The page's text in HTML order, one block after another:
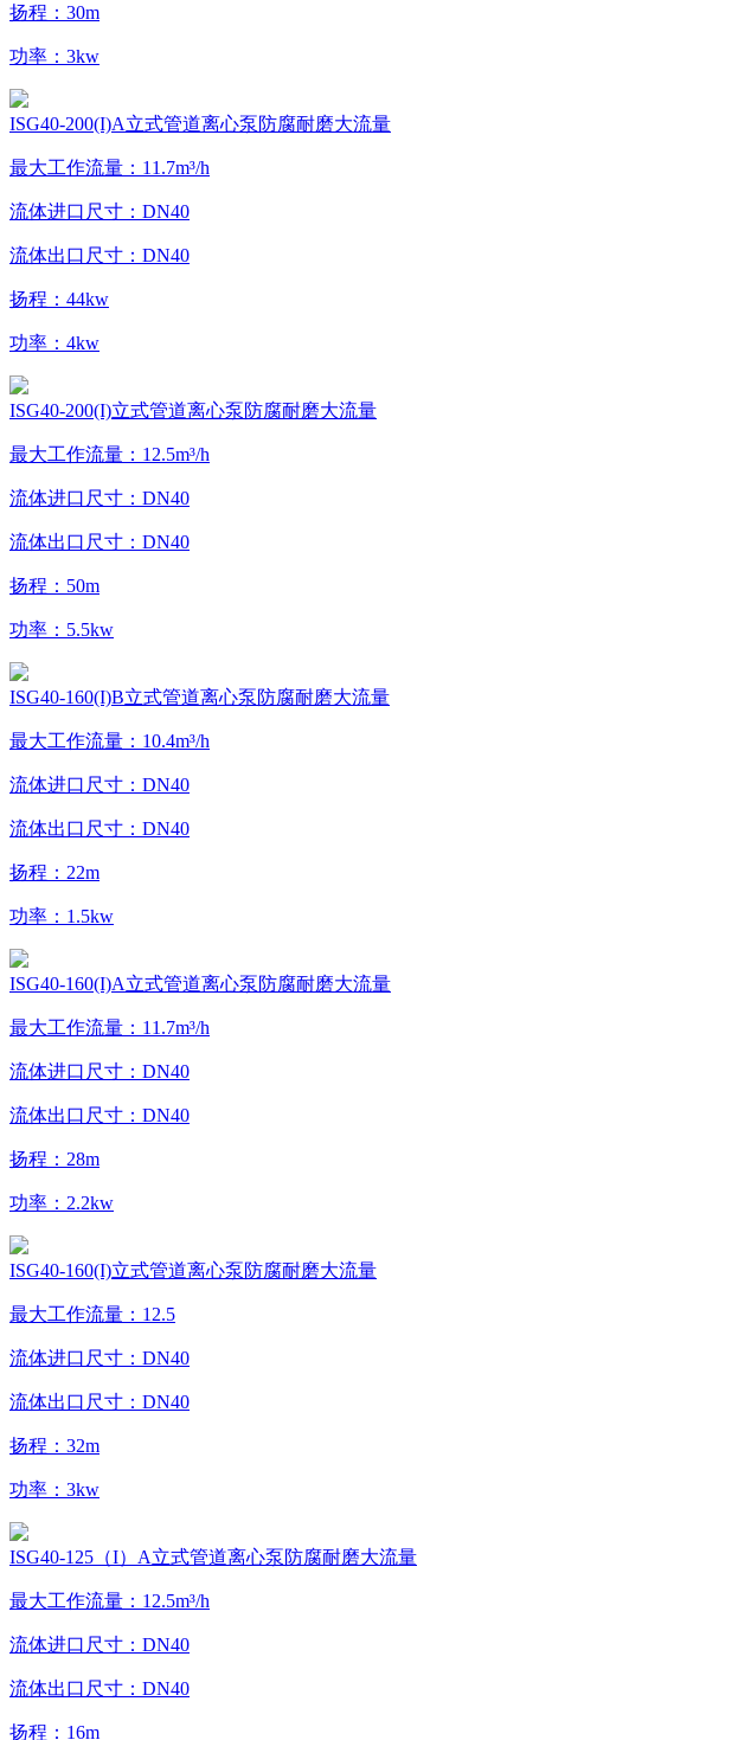
扬程：30m
功率：3kw
ISG40-200(I)A立式管道离心泵防腐耐磨大流量
最大工作流量：11.7m³/h
流体进口尺寸：DN40
流体出口尺寸：DN40
扬程：44kw
功率：4kw
ISG40-200(I)立式管道离心泵防腐耐磨大流量
最大工作流量：12.5m³/h
流体进口尺寸：DN40
流体出口尺寸：DN40
扬程：50m
功率：5.5kw
ISG40-160(I)B立式管道离心泵防腐耐磨大流量
最大工作流量：10.4m³/h
流体进口尺寸：DN40
流体出口尺寸：DN40
扬程：22m
功率：1.5kw
ISG40-160(I)A立式管道离心泵防腐耐磨大流量
最大工作流量：11.7m³/h
流体进口尺寸：DN40
流体出口尺寸：DN40
扬程：28m
功率：2.2kw
ISG40-160(I)立式管道离心泵防腐耐磨大流量
最大工作流量：12.5
流体进口尺寸：DN40
流体出口尺寸：DN40
扬程：32m
功率：3kw
ISG40-125（I）A立式管道离心泵防腐耐磨大流量
最大工作流量：12.5m³/h
流体进口尺寸：DN40
流体出口尺寸：DN40
扬程：16m